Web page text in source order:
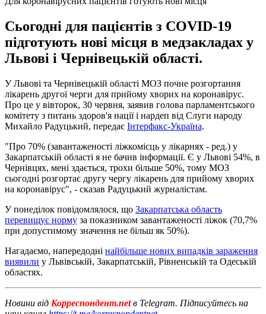
Сьогодні для пацієнтів з COVID-19
підготують нові місця в медзакладах у
Львові і Чернівецькій області.
У Львові та Чернівецькій області МОЗ почне розгортання
лікарень другої черги для прийому хворих на коронавірус.
Про це у вівторок, 30 червня, заявив голова парламентського
комітету з питань здоров'я нації і нардеп від Слуги народу
Михайло Радуцький, передає Інтерфакс-Україна.
"Про 70% (завантаженості ліжкомісць у лікарнях - ред.) у
Закарпатській області я не бачив інформації. Є у Львові 54%, в
Чернівцях, мені здається, трохи більше 50%, тому МОЗ
сьогодні розгортає другу чергу лікарень для прийому хворих
на коронавірус", - сказав Радуцький журналістам.
У понеділок повідомлялося, що Закарпатська область
перевищує норму за показником завантаженості ліжок (70,7%
при допустимому значення не більш як 50%).
Нагадаємо, напередодні найбільше нових випадків зараження
виявили у Львівській, Закарпатській, Рівненській та Одеській
областях.
Новини від Корреспондент.netв Telegram. Підписуйтесь на